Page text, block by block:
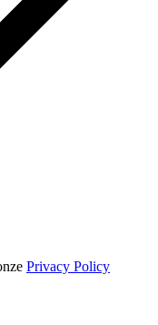
Privacy Policy